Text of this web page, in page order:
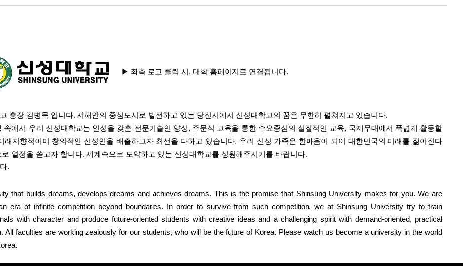
▶ 좌측 로고 클릭 시, 대학 홈페이지로 연결됩니다.
총장 김병묵 입니다. 서해안의 중심도시로 발전하고 있는 당진시에서 신성대학교의 꿈은 무한히 펼쳐지고 있습니다.
속에서 우리 신성대학교는 인성을 갖춘 전문기술인 양성, 주문식 교육을 통한 수요중심의 실질적인 교육, 국제무대에서 폭넓게 활동할
래지향적이며 창의적인 신성인 을 배출하고자 최선을 다하고 있습니다. 우리 신성 가족은 한마음이 되어 대한민국의 미래를 짊어진다
로 열정을 쏟고자 합니다. 세계속으로 도약하고 있는 신성대학교를 성원해주시기를 바랍니다.
.
that builds dreams, develops dreams and achieves dreams. This is the promise that Shinsung University makes for you.We are
era of infinite competition beyond boundaries. In order to survive from such competition, we at Shinsung University try to train
with character and produce future-oriented students with creative ideas and a challenging spirit with demand-oriented, practical
All faculties are working zealously for our students, who will be the future of Korea. Please watch us become a university in the world